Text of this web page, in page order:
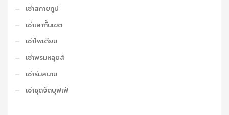
เช่าสกายทูป
เช่าเสากั้นเขต
เช่าโพเดียม
เช่าพรมหลุยส์
เช่าร่มสนาม
เช่าชุดจัดบุฟเฟ่